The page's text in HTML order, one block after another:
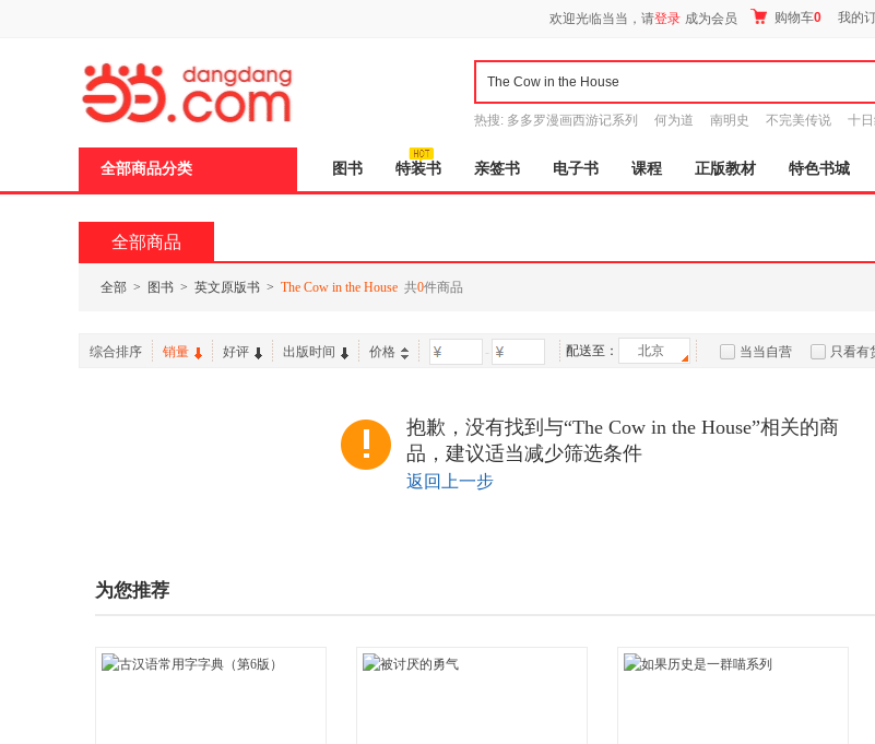
欢迎光临当当，请登录 成为会员 购物车0 我的
热搜: 多多罗漫画西游记系列 何为道 南明史 不完美传说 十
全部商品分类 图书 特装书 亲签书 电子书 课程 正版教材 特色书城
全部商品
全部 > 图书 > 英文原版书 > The Cow in the House 共0件商品
综合排序 销量 好评 出版时间 价格 - 配送至： 北京 当当自营 只看有
抱歉，没有找到与“The Cow in the House”相关的商
品，建议适当减少筛选条件
返回上一步
为您推荐
页